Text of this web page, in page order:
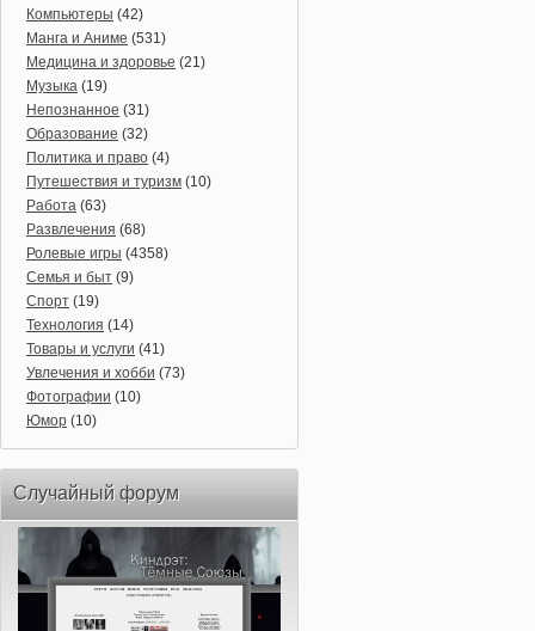
Компьютеры (42)
Манга и Аниме (531)
Медицина и здоровье (21)
Музыка (19)
Непознанное (31)
Образование (32)
Политика и право (4)
Путешествия и туризм (10)
Работа (63)
Развлечения (68)
Ролевые игры (4358)
Семья и быт (9)
Спорт (19)
Технология (14)
Товары и услуги (41)
Увлечения и хобби (73)
Фотографии (10)
Юмор (10)
Случайный форум